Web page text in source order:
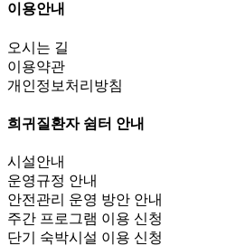
이용안내
오시는 길
이용약관
개인정보처리방침
희귀질환자 쉼터 안내
시설안내
운영규정 안내
안전관리 운영 방안 안내
주간 프로그램 이용 신청
단기 숙박시설 이용 신청